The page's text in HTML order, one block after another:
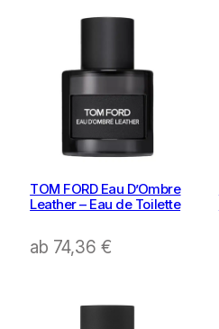
TOM FORD Eau D’Ombre
Leather – Eau de Toilette
ab 74,36 €